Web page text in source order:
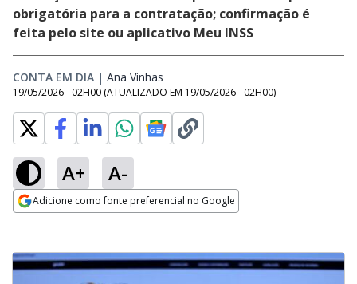
obrigatória para a contratação; confirmação é
feita pelo site ou aplicativo Meu INSS
CONTA EM DIA | Ana Vinhas
19/05/2026 - 02H00 (ATUALIZADO EM 19/05/2026 - 02H00)
A+ A-
Adicione como fonte preferencial no Google